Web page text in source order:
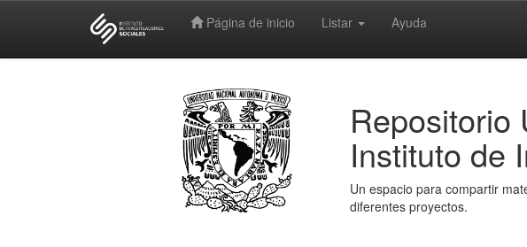
Página de inicio Listar Ayuda
Repositorio
Instituto de
Un espacio para compartir
diferentes proyectos.